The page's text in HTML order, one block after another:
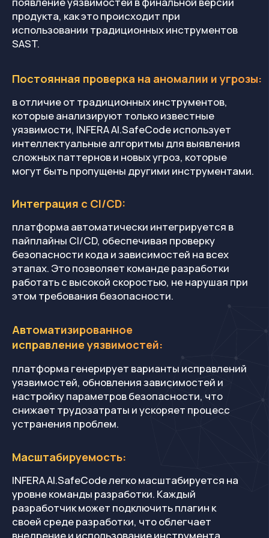
Сервисы
Комплаенс
Контакты
+7 495 147 93 13
Телефон
+7